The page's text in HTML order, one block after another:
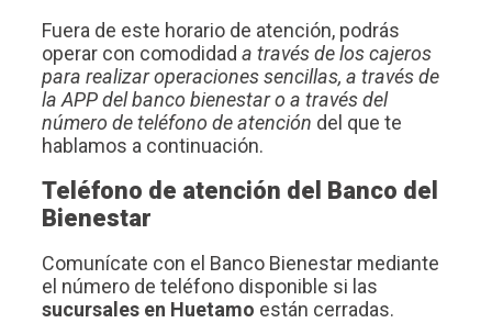
Fuera de este horario de atención, podrás
operar con comodidad a través de los cajeros
para realizar operaciones sencillas, a través de
la APP del banco bienestar o a través del
número de teléfono de atención del que te
hablamos a continuación.
Teléfono de atención del Banco del
Bienestar
Comunícate con el Banco Bienestar mediante
el número de teléfono disponible si las
sucursales en Huetamo están cerradas.